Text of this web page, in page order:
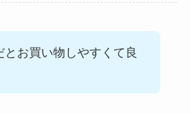
とお買い物しやすくて良